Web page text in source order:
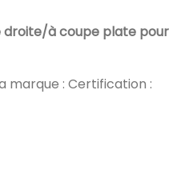
droite/à coupe plate pour
marque : Certification :